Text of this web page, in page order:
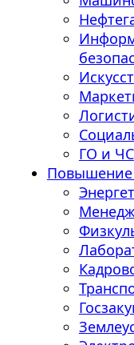
ГО и ЧС
Повышение